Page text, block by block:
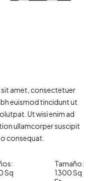
amet, consectetuer
euismod tincidunt ut
Ut wisi enim ad
ullamcorper suscipit
consequat.
Sq
Tamaño:
1300 Sq